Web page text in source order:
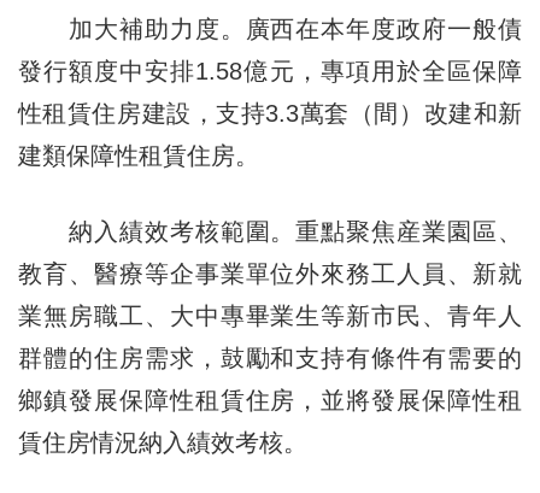
加大補助力度。廣西在本年度政府一般債
發行額度中安排1.58億元，專項用於全區保障
性租賃住房建設，支持3.3萬套（間）改建和新
建類保障性租賃住房。
納入績效考核範圍。重點聚焦産業園區、
教育、醫療等企事業單位外來務工人員、新就
業無房職工、大中專畢業生等新市民、青年人
群體的住房需求，鼓勵和支持有條件有需要的
鄉鎮發展保障性租賃住房，並將發展保障性租
賃住房情況納入績效考核。